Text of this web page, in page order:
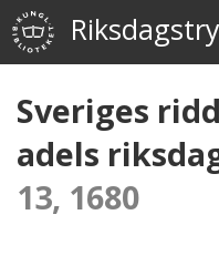
Sveriges
adels
13, 1680